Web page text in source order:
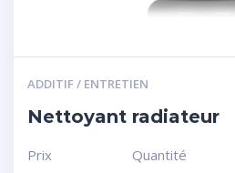
ADDITIF / ENTRETIEN
Nettoyant radiateur
Prix
Quantité